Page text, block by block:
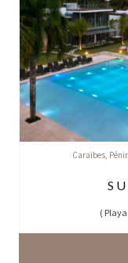
Caraïbes,
(